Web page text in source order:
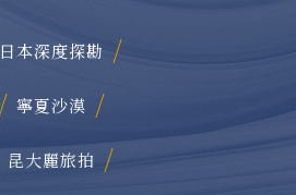
日本深度探勘
寧夏沙漠
昆大麗旅拍